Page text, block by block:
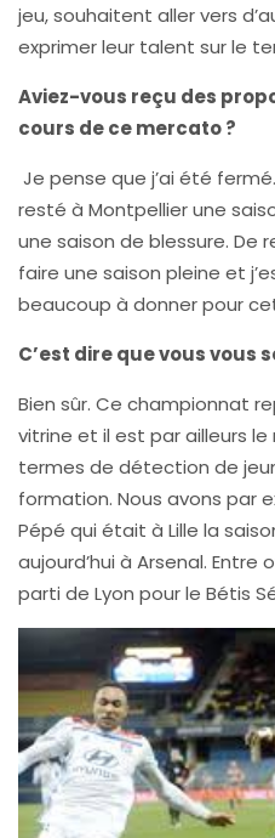
jeu, souhaitent aller vers
exprimer leur talent sur le
Aviez-vous reçu des
cours de ce mercato ?
Je pense que j’ai été
resté à Montpellier une
une saison de blessure. De
faire une saison pleine et
beaucoup à donner pour
C’est dire que vous vous
Bien sûr. Ce championnat
vitrine et il est par ailleurs
termes de détection de
formation. Nous avons par
Pépé qui était à Lille la
aujourd’hui à Arsenal. Entre
parti de Lyon pour le Bétis